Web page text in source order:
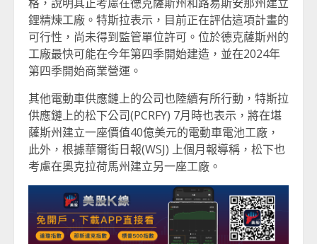
鋰精煉工廠。特斯拉表示，目前正在評估這項計畫的
可行性，尚未得到監管單位許可。位於德克薩斯州的
工廠最快可能在今年第四季開始建造，並在2024年
第四季開始商業營運。
其他電動車供應鏈上的公司也陸續有所行動，特斯拉
供應鏈上的松下公司(PCRFY) 7月時也表示，將在堪
薩斯州建立一座價值40億美元的電動車電池工廠，
此外，根據華爾街日報(WSJ) 上個月報導稱，松下也
考慮在奧克拉荷馬州建立另一座工廠。